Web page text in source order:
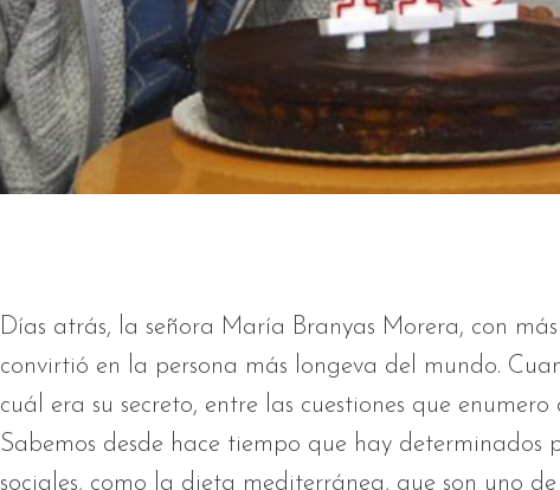
Días atrás, la señora María Branyas Morera, con más
convirtió en la persona más longeva del mundo.
cuál era su secreto, entre las cuestiones que enumero
Sabemos desde hace tiempo que hay determinados
sociales, como la dieta mediterránea, que son uno de